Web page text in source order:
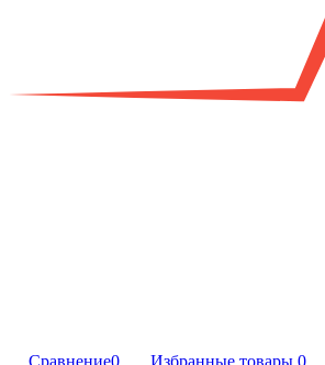
Сравнение0 Избранные товары 0